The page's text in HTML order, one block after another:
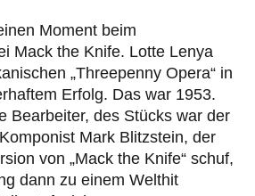
Moment beim
Mack the Knife. Lotte Lenya
„Threepenny Opera“ in
Erfolg. Das war 1953.
Bearbeiter, des Stücks war der
Mark Blitzstein, der
von „Mack the Knife“ schuf,
dann zu einem Welthit